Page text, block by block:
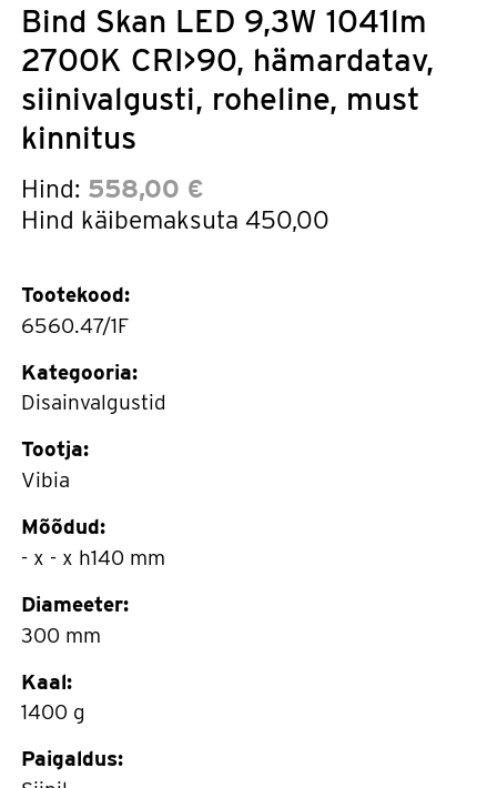
Bind Skan LED 9,3W 1041lm
2700K CRI>90, hämardatav,
siinivalgusti, roheline, must
kinnitus
Hind: 558,00 €
Hind käibemaksuta 450,00
Tootekood:
6560.47/1F
Kategooria:
Disainvalgustid
Tootja:
Vibia
Mõõdud:
- x - x h140 mm
Diameeter:
300 mm
Kaal:
1400 g
Paigaldus: